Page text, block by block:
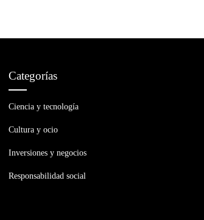
Categorías
Ciencia y tecnología
Cultura y ocio
Inversiones y negocios
Responsabilidad social